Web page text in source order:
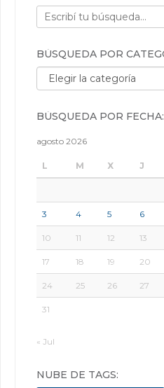
BÚSQUEDA POR
Búsqueda por categorías:
BÚSQUEDA POR FECHA:
agosto 2026
L M X J
3 4 5 6
10 11 12 13
17 18 19 20
24 25 26 27
31
« Jul
NUBE DE TAGS: